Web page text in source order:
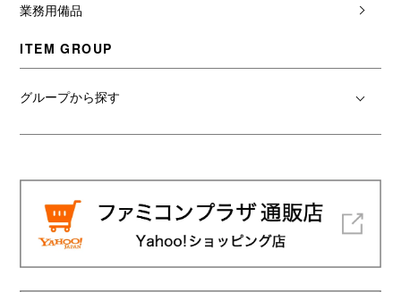
業務用備品
ITEM GROUP
グループから探す